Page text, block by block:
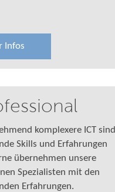
Infos
komplexere ICT sind
Skills und Erfahrungen
übernehmen unsere
Spezialisten mit den
Erfahrungen.